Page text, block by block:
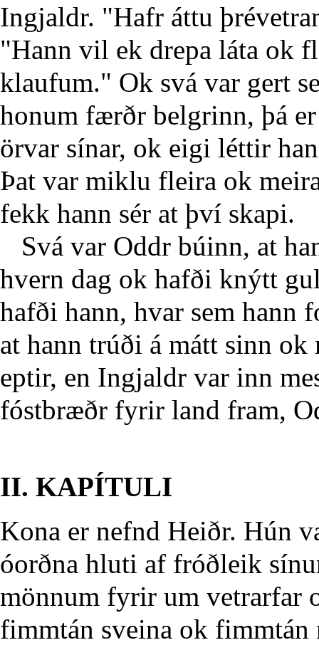
Ingjaldr. "Hafr áttu
"Hann vil ek drepa láta ok
klaufum." Ok svá var gert
honum færðr belgrinn, þá
örvar sínar, ok eigi léttir
Þat var miklu fleira ok
fekk hann sér at því skapi.
Svá var Oddr búinn, at
hvern dag ok hafði knýtt
hafði hann, hvar sem
at hann trúði á mátt sinn
eptir, en Ingjaldr var inn
fóstbræðr fyrir land fram,
II. KAPÍTULI
Kona er nefnd Heiðr. Hún
óorðna hluti af fróðleik
mönnum fyrir um vetrarfar
fimmtán sveina ok